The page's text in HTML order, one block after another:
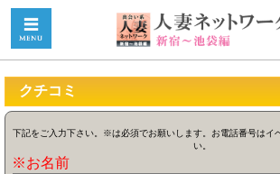
クチコミ
下記をご入力下さい。※は必須でお願いします。お電話番号はイ
い。
※お名前